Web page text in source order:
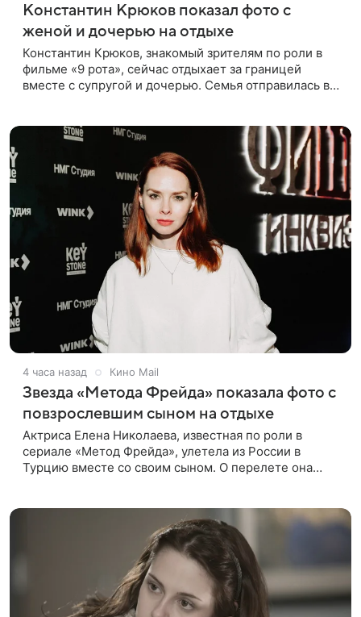
Константин Крюков показал фото с
женой и дочерью на отдыхе
Константин Крюков, знакомый зрителям по роли в
фильме «9 рота», сейчас отдыхает за границей
вместе с супругой и дочерью. Семья отправилась в
4 часа назад Кино Mail
Звезда «Метода Фрейда» показала фото с
повзрослевшим сыном на отдыхе
Актриса Елена Николаева, известная по роли в
сериале «Метод Фрейда», улетела из России в
Турцию вместе со своим сыном. О перелете она